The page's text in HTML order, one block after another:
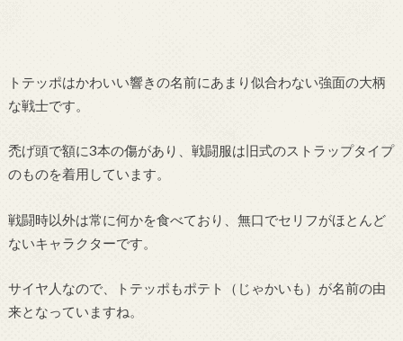
トテッポはかわいい響きの名前にあまり似合わない強面の大柄
な戦士です。
禿げ頭で額に3本の傷があり、戦闘服は旧式のストラップタイプ
のものを着用しています。
戦闘時以外は常に何かを食べており、無口でセリフがほとんど
ないキャラクターです。
サイヤ人なので、トテッポもポテト（じゃかいも）が名前の由
来となっていますね。